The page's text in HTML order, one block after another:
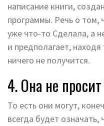
написание книги,
программы. Речь о том,
уже что-то Сделала, а
и предполагает,
ничего не получится.
4. Она не
То есть они могут,
всегда будет